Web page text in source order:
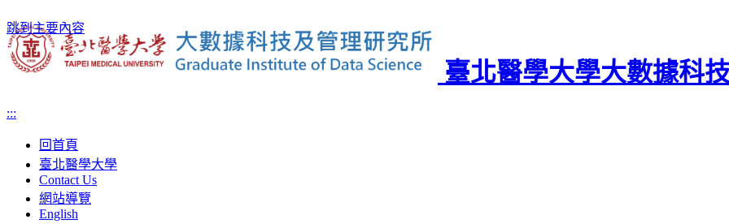
跳到主要內容
臺北醫學大學大數據科
:::
回首頁
臺北醫學大學
Contact Us
網站導覽
English